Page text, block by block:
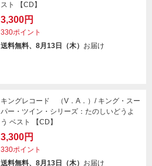
スト 【CD】
3,300円
330ポイント
送料無料、8月13日（木） お届け
キングレコード （V．A．）/ キング・スー
パー・ツイン・シリーズ：たのしいどうよ
う ベスト 【CD】
3,300円
330ポイント
送料無料、8月13日（木） お届け